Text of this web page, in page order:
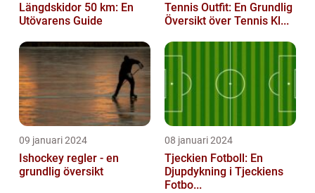
Längdskidor 50 km: En
Utövarens Guide
Tennis Outfit: En Grundlig
Översikt över Tennis Kl...
09 januari 2024
Ishockey regler - en
grundlig översikt
08 januari 2024
Tjeckien Fotboll: En
Djupdykning i Tjeckiens
Fotbo...